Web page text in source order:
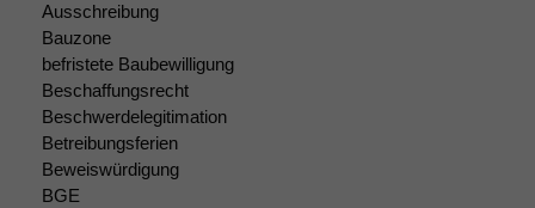
Ausschreibung
Bauzone
befristete Baubewilligung
Beschaffungsrecht
Beschwerdelegitimation
Betreibungsferien
Beweiswürdigung
BGE